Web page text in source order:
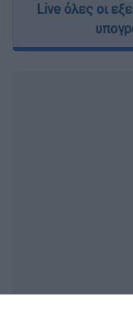
Live όλες οι